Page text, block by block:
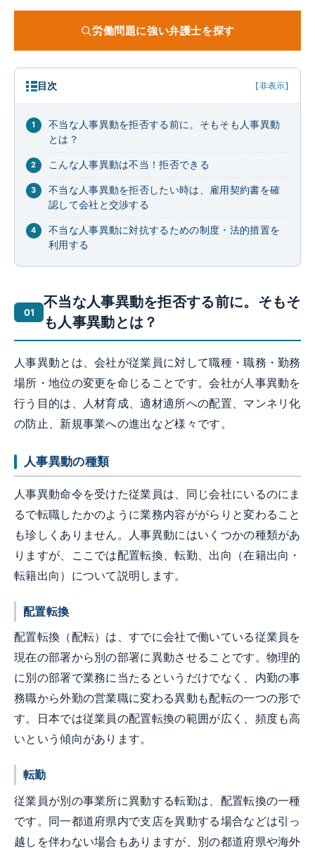
労働問題に強い弁護士を探す
目次 [非表示]
不当な人事異動を拒否する前に。そもそも人事異動
とは？
こんな人事異動は不当！拒否できる
不当な人事異動を拒否したい時は、雇用契約書を確
認して会社と交渉する
不当な人事異動に対抗するための制度・法的措置を
利用する
不当な人事異動を拒否する前に。そもそ
も人事異動とは？
人事異動とは、会社が従業員に対して職種・職務・勤務
場所・地位の変更を命じることです。会社が人事異動を
行う目的は、人材育成、適材適所への配置、マンネリ化
の防止、新規事業への進出など様々です。
人事異動の種類
人事異動命令を受けた従業員は、同じ会社にいるのにま
るで転職したかのように業務内容ががらりと変わること
も珍しくありません。人事異動にはいくつかの種類があ
りますが、ここでは配置転換、転勤、出向（在籍出向・
転籍出向）について説明します。
配置転換
配置転換（配転）は、すでに会社で働いている従業員を
現在の部署から別の部署に異動させることです。物理的
に別の部署で業務に当たるというだけでなく、内勤の事
務職から外勤の営業職に変わる異動も配転の一つの形で
す。日本では従業員の配置転換の範囲が広く、頻度も高
いという傾向があります。
転勤
従業員が別の事業所に異動する転勤は、配置転換の一種
です。同一都道府県内で支店を異動する場合などは引っ
越しを伴わない場合もありますが、別の都道府県や海外